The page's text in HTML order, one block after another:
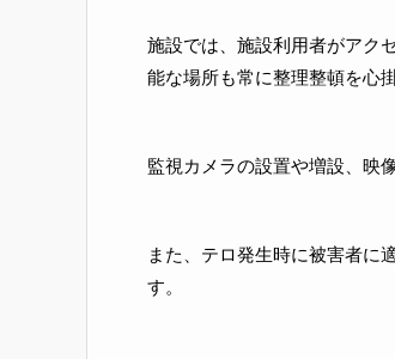
施設では、施設利用者がアク
能な場所も常に整理整頓を心
監視カメラの設置や増設、映
また、テロ発生時に被害者に
す。